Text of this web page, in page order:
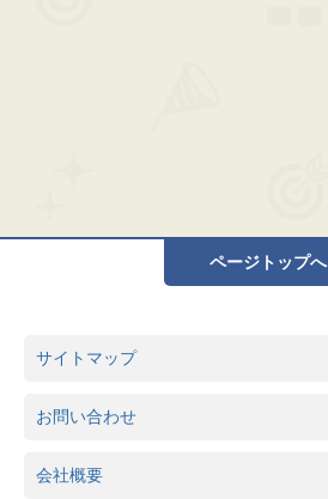
ページトップへ
サイトマップ
お問い合わせ
会社概要